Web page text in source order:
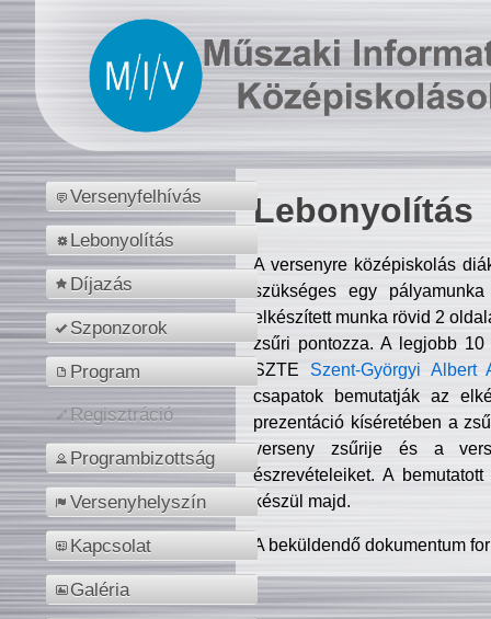
Versenyfelhívás
Lebonyolítás
Díjazás
Szponzorok
Program
Regisztráció
Programbizottság
Versenyhelyszín
Kapcsolat
Galéria
Lebonyolítás
A versenyre középiskolás
szükséges egy
elkészített munka rövid 2
zsűri pontozza. A legjobb
SZTE Szent-Györgyi Albert
csapatok bemutatják az
prezentáció kíséretében a
verseny zsűrije és a
észrevételeiket. A
készül majd.
A beküldendő dokumentum